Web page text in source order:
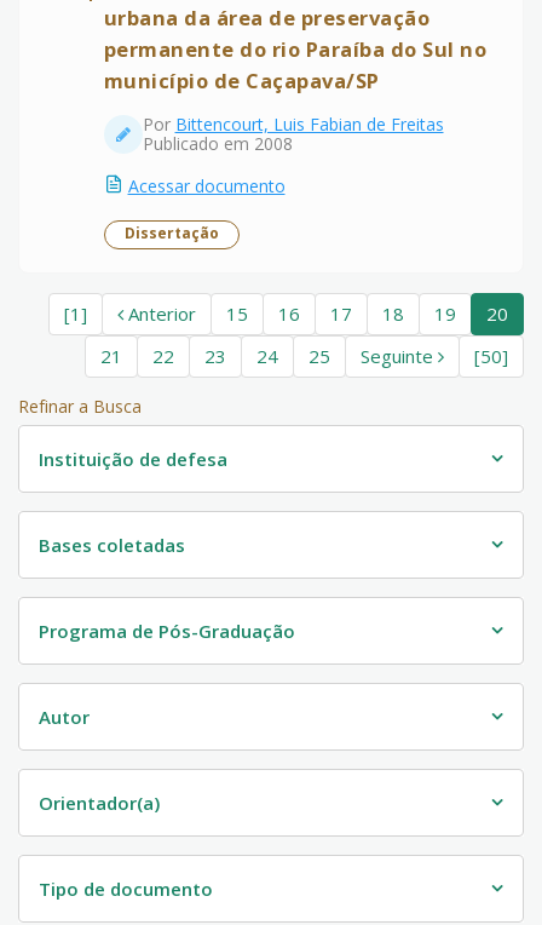
urbana da área de preservação
permanente do rio Paraíba do Sul no
município de Caçapava/SP
Por Bittencourt, Luis Fabian de Freitas
Publicado em 2008
Acessar documento
Dissertação
[1] Anterior 15 16 17 18 19
20
21
22 23 24 25 Seguinte [50]
Refinar a Busca
Instituição de defesa
Bases coletadas
Programa de Pós-Graduação
Autor
Orientador(a)
Tipo de documento